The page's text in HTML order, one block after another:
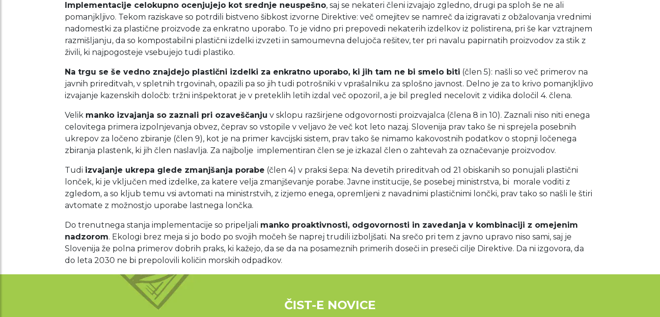
Implementacije celokupno ocenjujejo kot srednje neuspešno, saj se nekateri členi izvajajo zgledno, drugi pa sploh še ne ali
pomanjkljivo. Tekom raziskave so potrdili bistveno šibkost izvorne Direktive: več omejitev se namreč da izigravati z obžalovanja vrednimi
nadomestki za plastične proizvode za enkratno uporabo. To je vidno pri prepovedi nekaterih izdelkov iz polistirena, pri še kar vztrajnem
razmišljanju, da so kompostabilni plastični izdelki izvzeti in samoumevna delujoča rešitev, ter pri navalu papirnatih proizvodov za stik z
živili, ki najpogosteje vsebujejo tudi plastiko.
Na trgu se še vedno znajdejo plastični izdelki za enkratno uporabo, ki jih tam ne bi smelo biti (člen 5): našli so več primerov na
javnih prireditvah, v spletnih trgovinah, opazili pa so jih tudi potrošniki v vprašalniku za splošno javnost. Delno je za to krivo pomanjkljivo
izvajanje kazenskih določb: tržni inšpektorat je v preteklih letih izdal več opozoril, a je bil pregled necelovit z vidika določil 4. člena.
Velik manko izvajanja so zaznali pri ozaveščanju v sklopu razširjene odgovornosti proizvajalca (člena 8 in 10). Zaznali niso niti enega
celovitega primera izpolnjevanja obvez, čeprav so vstopile v veljavo že več kot leto nazaj. Slovenija prav tako še ni sprejela posebnih
ukrepov za ločeno zbiranje (člen 9), kot je na primer kavcijski sistem, prav tako še nimamo kakovostnih podatkov o stopnji ločenega
zbiranja plastenk, ki jih člen naslavlja. Za najbolje implementiran člen se je izkazal člen o zahtevah za označevanje proizvodov.
Tudi izvajanje ukrepa glede zmanjšanja porabe (člen 4) v praksi šepa: Na devetih prireditvah od 21 obiskanih so ponujali plastični
lonček, ki je vključen med izdelke, za katere velja zmanjševanje porabe. Javne institucije, še posebej ministrstva, bi morale voditi z
zgledom, a so kljub temu vsi avtomati na ministrstvih, z izjemo enega, opremljeni z navadnimi plastičnimi lončki, prav tako so našli le štiri
avtomate z možnostjo uporabe lastnega lončka.
Do trenutnega stanja implementacije so pripeljali manko proaktivnosti, odgovornosti in zavedanja v kombinaciji z omejenim
nadzorom. Ekologi brez meja si jo bodo po svojih močeh še naprej trudili izboljšati. Na srečo pri tem z javno upravo niso sami, saj je
Slovenija že polna primerov dobrih praks, ki kažejo, da se da na posameznih primerih doseči in preseči cilje Direktive. Da ni izgovora, da
do leta 2030 ne bi prepolovili količin morskih odpadkov.
ČIST-E NOVICE